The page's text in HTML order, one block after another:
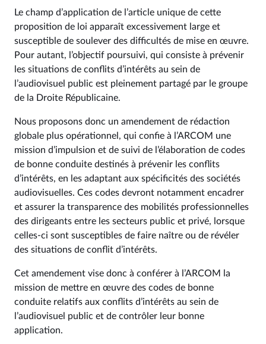
Le champ d’application de l’article unique de cette
proposition de loi apparaît excessivement large et
susceptible de soulever des difficultés de mise en œuvre.
Pour autant, l’objectif poursuivi, qui consiste à prévenir
les situations de conflits d’intérêts au sein de
l’audiovisuel public est pleinement partagé par le groupe
de la Droite Républicaine.
Nous proposons donc un amendement de rédaction
globale plus opérationnel, qui confie à l’ARCOM une
mission d’impulsion et de suivi de l’élaboration de codes
de bonne conduite destinés à prévenir les conflits
d’intérêts, en les adaptant aux spécificités des sociétés
audiovisuelles. Ces codes devront notamment encadrer
et assurer la transparence des mobilités professionnelles
des dirigeants entre les secteurs public et privé, lorsque
celles-ci sont susceptibles de faire naître ou de révéler
des situations de conflit d’intérêts.
Cet amendement vise donc à conférer à l’ARCOM la
mission de mettre en œuvre des codes de bonne
conduite relatifs aux conflits d’intérêts au sein de
l’audiovisuel public et de contrôler leur bonne
application.